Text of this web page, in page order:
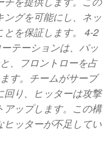
グを可能にし、ネッ
とを保証します。 4-2
テーションは、バッ
、フロントローを占
す。チームがサーブ
回り、ヒッターは攻撃
アップします。この構
ッターが不足してい